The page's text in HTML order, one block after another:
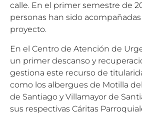
calle. En el primer semestre de
personas han sido acompañadas
proyecto.
En el Centro de Atención de
un primer descanso y
gestiona este recurso de
como los albergues de Motilla
de Santiago y Villamayor de
sus respectivas Cáritas